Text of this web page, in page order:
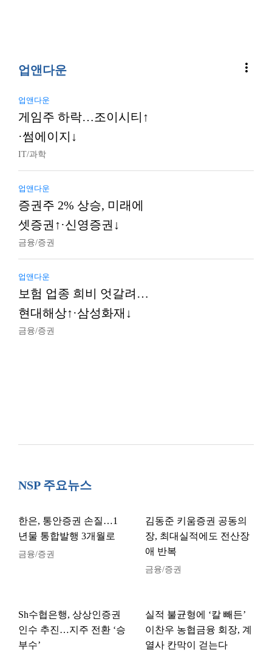
업앤다운 more_vert
업앤다운
게임주 하락…조이시티↑
·썸에이지↓
IT/과학
업앤다운
증권주 2% 상승, 미래에
셋증권↑·신영증권↓
금융/증권
업앤다운
보험 업종 희비 엇갈려…
현대해상↑·삼성화재↓
금융/증권
NSP 주요뉴스
한은, 통안증권 손질…1
년물 통합발행 3개월로
금융/증권
김동준 키움증권 공동의
장, 최대실적에도 전산장
애 반복
금융/증권
Sh수협은행, 상상인증권
인수 추진…지주 전환 ‘승
부수’
실적 불균형에 ‘칼 빼든’
이찬우 농협금융 회장, 계
열사 칸막이 걷는다